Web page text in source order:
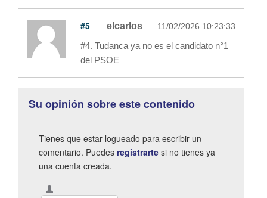
#5 elcarlos 11/02/2026 10:23:33
#4. Tudanca ya no es el candidato n°1
del PSOE
Su opinión sobre este contenido
Tienes que estar logueado para escribir un
comentario. Puedes registrarte si no tienes ya
una cuenta creada.